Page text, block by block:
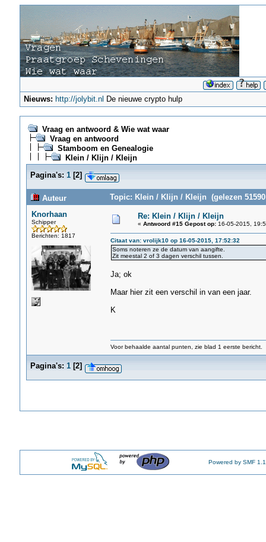
Nieuws: http://jolybit.nl De nieuwe crypto hulp
Vraag en antwoord & Wie wat waar
Vraag en antwoord
Stamboom en Genealogie
Klein / Klijn / Kleijn
Pagina's: 1[2]
Auteur
Topic: Klein / Klijn / Kleijn (gelezen 51590
Knorhaan
Schipper
Berichten: 1817
Re: Klein / Klijn / Kleijn
« Antwoord #15 Gepost op:16-05-2015,
Citaat van: vrolijk10 op 16-05-2015, 17:52:32
Soms noteren ze de datum van aangifte.
Zit meestal 2 of 3 dagen verschil tussen.
Ja; ok
Maar hier zit een verschil in van een jaar.
K
Voor behaalde aantal punten, zie blad 1 eerste bericht.
Pagina's: 1[2]
Powered by SMF